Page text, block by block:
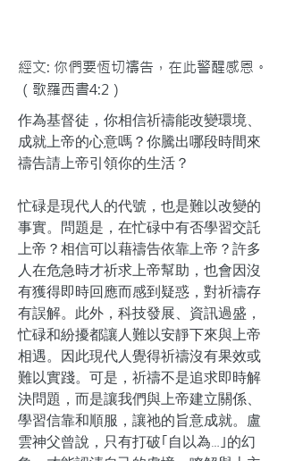
經文: 你們要恆切禱告，在此警醒感恩。
（歌羅西書4:2）
作為基督徒，你相信祈禱能改變環境、
成就上帝的心意嗎？你騰出哪段時間來
禱告請上帝引領你的生活？
忙碌是現代人的代號，也是難以改變的
事實。問題是，在忙碌中有否學習交託
上帝？相信可以藉禱告依靠上帝？許多
人在危急時才祈求上帝幫助，也會因沒
有獲得即時回應而感到疑惑，對祈禱存
有誤解。此外，科技發展、資訊過盛，
忙碌和紛擾都讓人難以安靜下來與上帝
相遇。因此現代人覺得祈禱沒有果效或
難以實踐。可是，祈禱不是追求即時解
決問題，而是讓我們與上帝建立關係、
學習信靠和順服，讓祂的旨意成就。盧
雲神父曾說，只有打破｢自以為…｣的幻